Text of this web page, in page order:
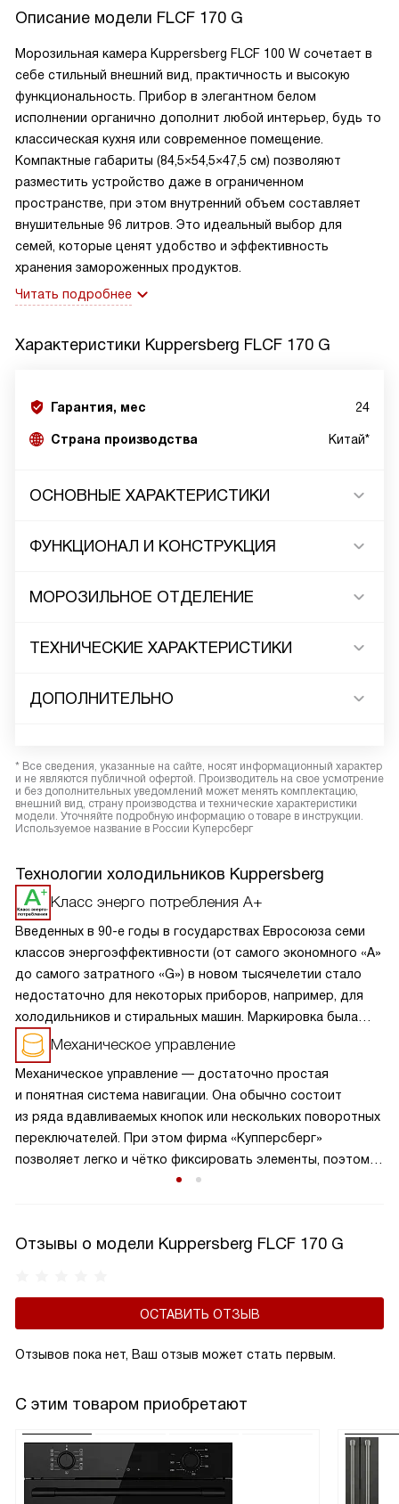
Описание модели FLCF 170 G
Морозильная камера Kuppersberg FLCF 100 W сочетает в
себе стильный внешний вид, практичность и высокую
функциональность. Прибор в элегантном белом
исполнении органично дополнит любой интерьер, будь то
классическая кухня или современное помещение.
Компактные габариты (84,5×54,5×47,5 см) позволяют
разместить устройство даже в ограниченном
пространстве, при этом внутренний объем составляет
внушительные 96 литров. Это идеальный выбор для
семей, которые ценят удобство и эффективность
хранения замороженных продуктов.
Читать подробнее
Характеристики Kuppersberg FLCF 170 G
Гарантия, мес 24
Страна производства Китай*
ОСНОВНЫЕ ХАРАКТЕРИСТИКИ
ФУНКЦИОНАЛ И КОНСТРУКЦИЯ
МОРОЗИЛЬНОЕ ОТДЕЛЕНИЕ
ТЕХНИЧЕСКИЕ ХАРАКТЕРИСТИКИ
ДОПОЛНИТЕЛЬНО
* Все сведения, указанные на сайте, носят информационный характер
и не являются публичной офертой. Производитель на свое усмотрение
и без дополнительных уведомлений может менять комплектацию,
внешний вид, страну производства и технические характеристики
модели. Уточняйте подробную информацию о товаре в инструкции.
Используемое название в России Куперсберг
Технологии холодильников Kuppersberg
Класс энерго потребления A+
Введенных в 90-е годы в государствах Евросоюза семи
классов энергоэффективности (от самого экономного «А»
до самого затратного «G») в новом тысячелетии стало
недостаточно для некоторых приборов, например, для
холодильников и стиральных машин. Маркировка была
дополнена знаками «плюс», т.е. приборы «А+» еще более
экономичны, нежели класса «А».
Механическое управление
Механическое управление — достаточно простая
и понятная система навигации. Она обычно состоит
из ряда вдавливаемых кнопок или нескольких поворотных
переключателей. При этом фирма «Купперсберг»
позволяет легко и чётко фиксировать элементы, поэтому
они всегда выставляют нужное значение с тем шагом,
Отзывы о модели Kuppersberg FLCF 170 G
ОСТАВИТЬ ОТЗЫВ
Отзывов пока нет, Ваш отзыв может стать первым.
С этим товаром приобретают